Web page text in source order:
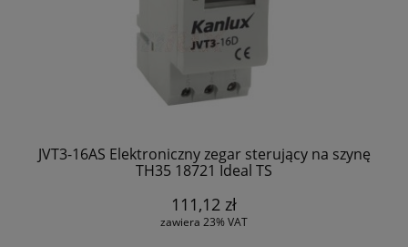
JVT3-16AS Elektroniczny zegar sterujący na szynę
TH35 18721 Ideal TS
111,12 zł
zawiera 23% VAT